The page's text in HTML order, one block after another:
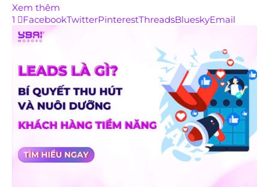
Xem thêm
1
FacebookTwitterPinterestThreadsBlueskyEmail